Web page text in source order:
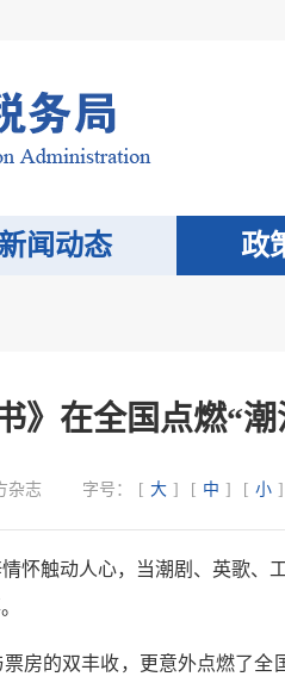
新闻动态 政
》在全国点燃“
杂志 字号： [ 大 ] [ 中 ] [ 小 ]
怀触动人心，当潮剧、英歌
房的双丰收，更意外点燃了